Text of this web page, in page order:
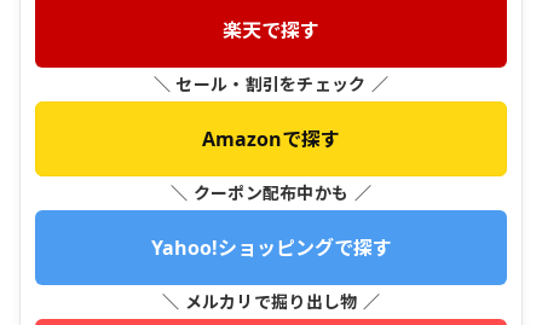
楽天で探す
＼ セール・割引をチェック ／
Amazonで探す
＼ クーポン配布中かも ／
Yahoo!ショッピングで探す
＼ メルカリで掘り出し物 ／